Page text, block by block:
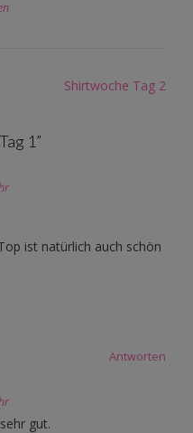
Shirtwoche Tag 2
1”
ist natürlich auch schön
Antworten
gut.